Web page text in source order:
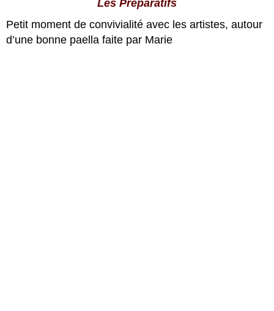
Les Préparatifs
Petit moment de convivialité avec les artistes, autour
d’une bonne paella faite par Marie